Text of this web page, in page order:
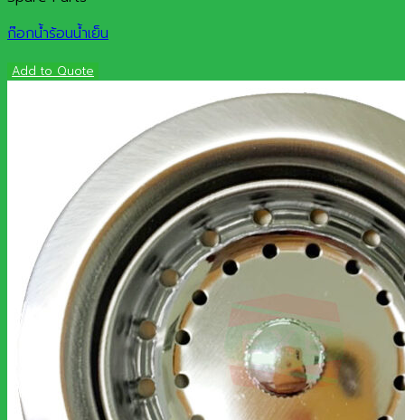
ก๊อกน้ำร้อนน้ำเย็น
Add to Quote